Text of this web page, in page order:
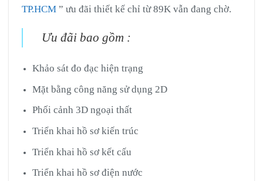
TP.HCM” ưu đãi thiết kế chỉ từ 89K vẫn đang chờ.
Ưu đãi bao gồm :
Khảo sát đo đạc hiện trạng
Mặt bằng công năng sử dụng 2D
Phối cảnh 3D ngoại thất
Triển khai hồ sơ kiến trúc
Triển khai hồ sơ kết cấu
Triển khai hồ sơ điện nước